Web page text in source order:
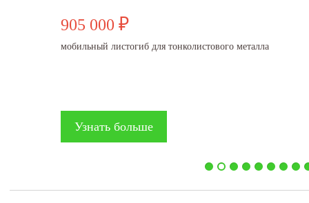
905 000 ₽
мобильный листогиб для тонколистового металла
Узнать больше